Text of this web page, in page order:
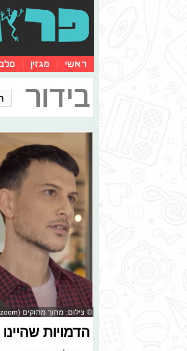
ראשי מגזין
בידור
© צילום: מתוך מתוקים (zoom ב-hot), גאליס (ערוץ הילדים), מקיף מילאנו (כאן חינוכית)
הדמויות